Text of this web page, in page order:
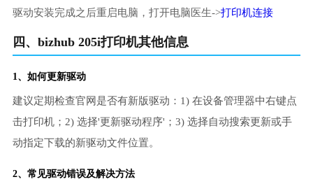
驱动安装完成之后重启电脑，打开电脑医生->打印机连接
四、bizhub 205i打印机其他信息
1、如何更新驱动
建议定期检查官网是否有新版驱动：1) 在设备管理器中右键点
击打印机；2) 选择'更新驱动程序'；3) 选择自动搜索更新或手
动指定下载的新驱动文件位置。
2、常见驱动错误及解决方法